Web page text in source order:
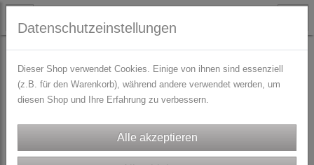
TRACHTENZUBEHÖR Nähgarn
Datenschutzeinstellungen
Dieser Shop verwendet Cookies. Einige von ihnen sind essenziell
(z.B. für den Warenkorb), während andere verwendet werden, um
diesen Shop und Ihre Erfahrung zu verbessern.